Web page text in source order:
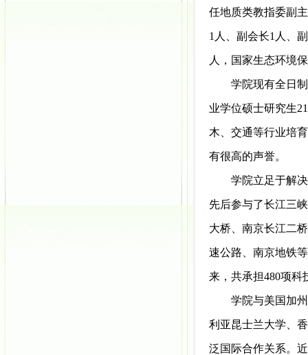
任地质类教指委副
1人、副会长1人、
人， 国家生态环境
学院现有全日
业学位硕士研究生
木、交通等行业培
有很高的声誉。
学院立足于解
先后参与了长江三
大桥、南京长江二桥
速公路、南京地铁
来 ，共承担480项
学院与美国加
利亚昆士兰大学、
泛国际合作关系。